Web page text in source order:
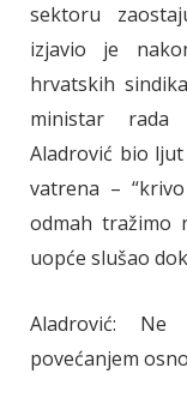
sektoru
izjavio je
hrvatskih
ministar rada
Aladrović bio
vatrena –
odmah tražimo
uopće slušao
Aladrović:
povećanjem